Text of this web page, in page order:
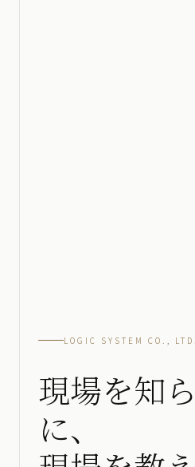
LOGIC SYSTEM CO., LTD.
現場を知
に、